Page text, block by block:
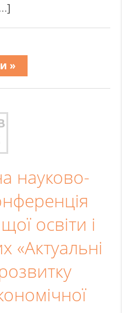
»
науково-
освіти і
«Актуальні